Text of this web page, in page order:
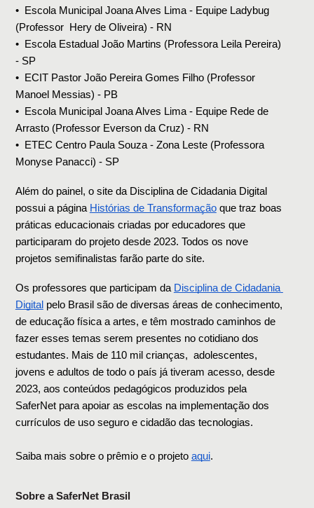
•⁠  ⁠⁠Escola Municipal Joana Alves Lima - Equipe Ladybug
(Professor  Hery de Oliveira) - RN
•⁠  ⁠⁠Escola Estadual João Martins (Professora Leila Pereira)
- SP
•⁠  ⁠ECIT Pastor João Pereira Gomes Filho (Professor
Manoel Messias) - PB
•⁠  ⁠⁠Escola Municipal Joana Alves Lima - Equipe Rede de
Arrasto (Professor Everson da Cruz) - RN
•⁠  ⁠⁠ETEC Centro Paula Souza - Zona Leste (Professora
Monyse Panacci) - SP
Além do painel, o site da Disciplina de Cidadania Digital
possui a página Histórias de Transformação que traz boas
práticas educacionais criadas por educadores que
participaram do projeto desde 2023. Todos os nove
projetos semifinalistas farão parte do site.
Os professores que participam da Disciplina de Cidadania
Digital pelo Brasil são de diversas áreas de conhecimento,
de educação física a artes, e têm mostrado caminhos de
fazer esses temas serem presentes no cotidiano dos
estudantes. Mais de 110 mil crianças,  adolescentes,
jovens e adultos de todo o país já tiveram acesso, desde
2023, aos conteúdos pedagógicos produzidos pela
SaferNet para apoiar as escolas na implementação dos
currículos de uso seguro e cidadão das tecnologias.
Saiba mais sobre o prêmio e o projeto aqui.
Sobre a SaferNet Brasil